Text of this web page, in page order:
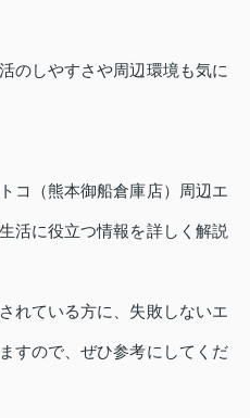
のしやすさや周辺環境も気に
コ（熊本御船倉庫店）周辺エ
活に役立つ情報を詳しく解説
れている方に、失敗しないエ
すので、ぜひ参考にしてくだ